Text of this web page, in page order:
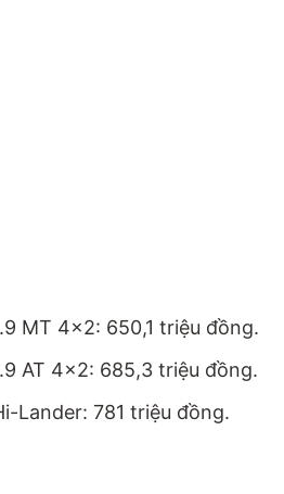
MT 4x2: 650,1 triệu đồng.
AT 4x2: 685,3 triệu đồng.
Lander: 781 triệu đồng.